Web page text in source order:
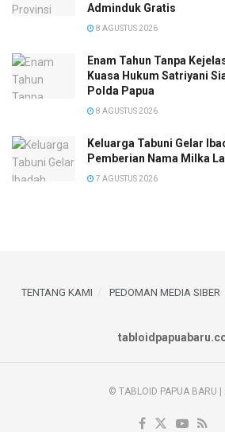
Adminduk Gratis
8 AGUSTUS 2026
Enam Tahun Tanpa
Kuasa Hukum Satriyani
Polda Papua
8 AGUSTUS 2026
Keluarga Tabuni Gelar
Pemberian Nama Milka
7 AGUSTUS 2026
TENTANG KAMI PEDOMAN MEDIA SIBER
© TABLOID PAPUA BARU |